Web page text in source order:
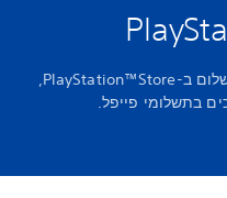
מידע על שימוש בפייפל כאמצעי תשלום ב-PlayStation™Store,
בתשלומי פייפל.